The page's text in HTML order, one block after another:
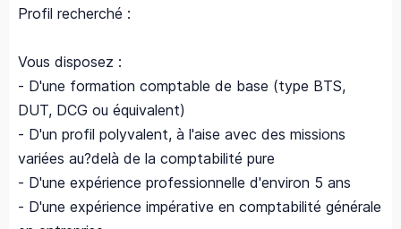
Profil recherché :
Vous disposez :
- D'une formation comptable de base (type BTS,
DUT, DCG ou équivalent)
- D'un profil polyvalent, à l'aise avec des missions
variées au?delà de la comptabilité pure
- D'une expérience professionnelle d'environ 5 ans
- D'une expérience impérative en comptabilité générale